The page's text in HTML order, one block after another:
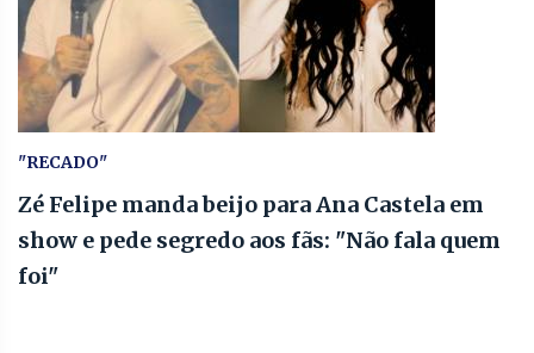
"RECADO"
Zé Felipe manda beijo para Ana Castela em
show e pede segredo aos fãs: "Não fala quem
foi"